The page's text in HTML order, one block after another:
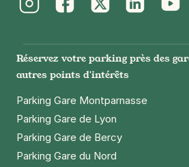
Réserver
Paris -
8 rue Zadkine
75013
4,1
2,50 € /heure ,23 €/jour,
Réservez votre parking près des
autres points d'intérêts
Parking Gare Montparnasse
Parking Gare de Lyon
Parking Gare de Bercy
Parking Gare du Nord